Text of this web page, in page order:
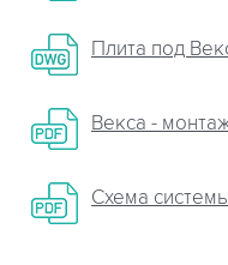
Плита пoд
Векса -
Схема